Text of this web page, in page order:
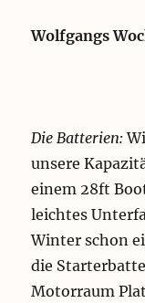
Wolfgangs
Die Batterien:
unsere
einem 28ft
leichtes
Winter schon
die
Motorraum